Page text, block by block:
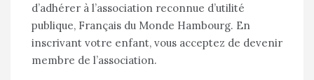
d’adhérer à l’association reconnue d’utilité
publique, Français du Monde Hambourg. En
inscrivant votre enfant, vous acceptez de devenir
membre de l’association.